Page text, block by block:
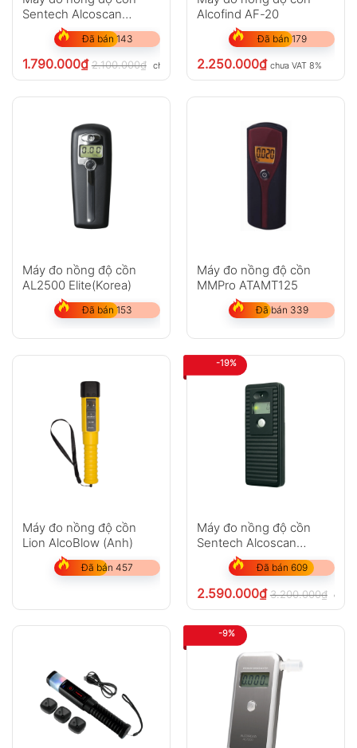
Sentech Alcoscan
AL2500
Đã bán 143
1.790.000₫ 2.100.000₫ chưa VAT 8%
Alcofind AF-20
Đã bán 179
2.250.000₫ chưa VAT 8%
Máy đo n​ồng độ cồn
AL2500 Elite(Korea)
Đã bán 153
Máy đo nồng độ cồn
MMPro ATAMT125
Đã bán 339
Máy đo nồng độ cồn
Lion AlcoBlow (Anh)
Đã bán 457
-19%
Máy đo nồng độ cồn
Sentech Alcoscan
AL2600
Đã bán 609
2.590.000₫ 3.200.000₫ chưa
-9%